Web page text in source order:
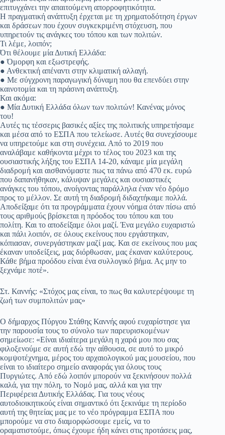
επιτυγχάνει την απαιτούμενη απορροφητικότητα.
Η πραγματική ανάπτυξη έρχεται με τη χρηματοδότηση έργων
και δράσεων που έχουν συγκεκριμένη στόχευση, που
υπηρετούν τις ανάγκες του τόπου και των πολιτών.
Τι λέμε, λοιπόν;
Ότι θέλουμε μία Δυτική Ελλάδα:
● Όμορφη και εξωστρεφής.
● Ανθεκτική απέναντι στην κλιματική αλλαγή.
● Με σύγχρονη παραγωγική δύναμη που θα επενδύει στην
καινοτομία και τη πράσινη ανάπτυξη.
Και ακόμα:
● Μία Δυτική Ελλάδα όλων των πολιτών! Κανένας μόνος
του!
Αυτές τις τέσσερις βασικές αξίες της πολιτικής υπηρετήσαμε
και μέσα από το ΕΣΠΑ που τελείωσε. Αυτές θα συνεχίσουμε
να υπηρετούμε και στη συνέχεια. Από το 2019 που
αναλάβαμε καθήκοντα μέχρι το τέλος του 2023 και της
ουσιαστικής λήξης του ΕΣΠΑ 14-20, κάναμε μία μεγάλη
διαδρομή και αισθανόμαστε πως τα πάνω από 470 εκ. ευρώ
που δαπανήθηκαν, κάλυψαν μεγάλες και ουσιαστικές
ανάγκες του τόπου, ανοίγοντας παράλληλα έναν νέο δρόμο
προς το μέλλον. Σε αυτή τη διαδρομή διδαχτήκαμε πολλά.
Αποδείξαμε ότι τα προγράμματα έχουν νόημα όταν πίσω από
τους αριθμούς βρίσκεται η πρόοδος του τόπου και του
πολίτη. Και το αποδείξαμε όλοι μαζί. Ένα μεγάλο ευχαριστώ
και πάλι λοιπόν, σε όλους εκείνους που εργάστηκαν,
κόπιασαν, συνεργάστηκαν μαζί μας. Και σε εκείνους που μας
έκαναν υποδείξεις, μας διόρθωσαν, μας έκαναν καλύτερους.
Κάθε βήμα προόδου είναι ένα συλλογικό βήμα. Ας μην το
ξεχνάμε ποτέ».
Στ. Καννής: «Στόχος μας είναι, το πως θα καλυτερέψουμε τη
ζωή των συμπολιτών μας»
Ο δήμαρχος Πύργου Στάθης Καννής αφού ευχαρίστησε για
την παρουσία τους το σύνολο των παρευρισκομένων
σημείωσε: «Είναι ιδιαίτερα μεγάλη η χαρά μου που σας
φιλοξενούμε σε αυτή εδώ την αίθουσα, σε αυτό το μικρό
κομψοτέχνημα, μέρος του αρχαιολογικού μας μουσείου, που
είναι το ιδιαίτερο σημείο αναφοράς για όλους τους
Πυργιώτες. Από εδώ λοιπόν μπορούν να ξεκινήσουν πολλά
καλά, για την πόλη, το Νομό μας, αλλά και για την
Περιφέρεια Δυτικής Ελλάδας. Για τους νέους
αυτοδιοικητικούς είναι σημαντικό ότι ξεκινάμε τη περίοδο
αυτή της θητείας μας με το νέο πρόγραμμα ΕΣΠΑ που
μπορούμε να στο διαμορφώσουμε εμείς, να το
οραματιστούμε, όπως έχουμε ήδη κάνει στις προτάσεις μας,